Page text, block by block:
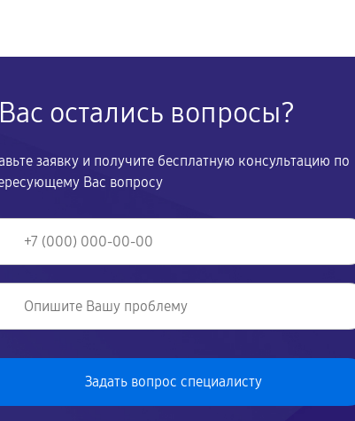
остались вопросы?
заявку и получите бесплатную консультацию по
Вас вопросу